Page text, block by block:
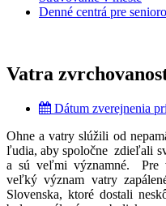
Denné centrá pre
Vatra
Dátum zverejnenia
Ohne a vatry slúžili od
ľudia, aby spoločne zdieľali
a sú veľmi významné. Pre
veľký význam vatry
Slovenska, ktoré dostali